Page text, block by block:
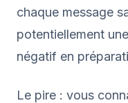
chaque message
potentiellement
négatif en
Le pire : vous